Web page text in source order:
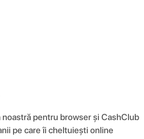
noastră pentru browser și CashClub
pe care îi cheltuiești online